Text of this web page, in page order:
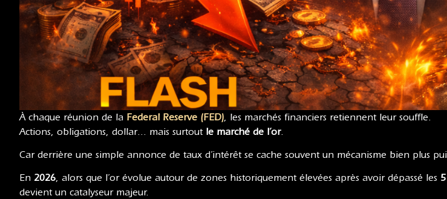
À chaque réunion de la Federal Reserve (FED), les marchés financiers retiennent leur souffle.
Actions, obligations, dollar… mais surtout le marché de l’or.
Car derrière une simple annonce de taux d’intérêt se cache souvent un mécanisme bien plus
En 2026, alors que l’or évolue autour de zones historiquement élevées après avoir dépassé les
devient un catalyseur majeur.